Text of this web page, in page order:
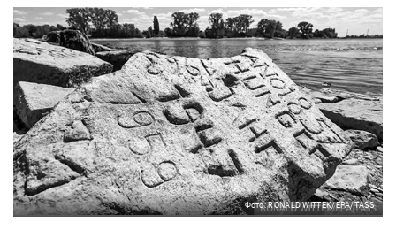
Фото: RONALD WITTEK/EPA/TASS